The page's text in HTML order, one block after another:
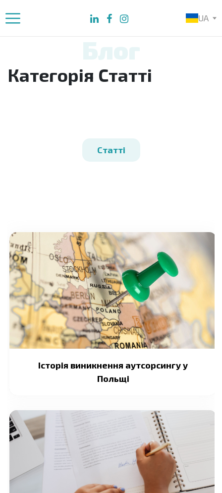
UA
Категорія Статті
Статті
Історія виникнення аутсорсингу у
Польщi